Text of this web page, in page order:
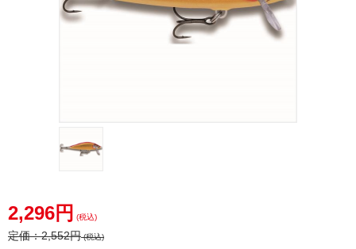
2,296円 (税込)
定価：2,552円(税込)